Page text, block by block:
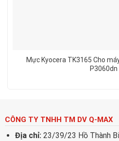
Mực Kyocera TK3165 Cho
P3060dn
CÔNG TY TNHH TM DV Q-MAX
Địa chỉ: 23/39/23 Hồ Thành